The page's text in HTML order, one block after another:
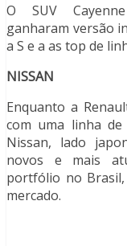
O SUV
ganharam versão
a S e a as top de
NISSAN
Enquanto a
com uma linha
Nissan, lado
novos e mais
portfólio no
mercado.